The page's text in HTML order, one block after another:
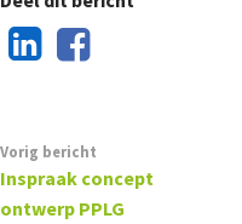
Vorig bericht
Inspraak concept
ontwerp PPLG